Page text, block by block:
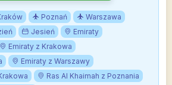
Poznań
Warszawa
Jesień
Emiraty
Emiraty z Krakowa
Emiraty z Warszawy
Ras Al Khaimah z Poznania